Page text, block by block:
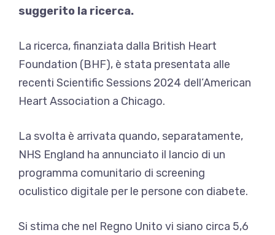
suggerito la ricerca.
La ricerca, finanziata dalla British Heart
Foundation (BHF), è stata presentata alle
recenti Scientific Sessions 2024 dell’American
Heart Association a Chicago.
La svolta è arrivata quando, separatamente,
NHS England ha annunciato il lancio di un
programma comunitario di screening
oculistico digitale per le persone con diabete.
Si stima che nel Regno Unito vi siano circa 5,6